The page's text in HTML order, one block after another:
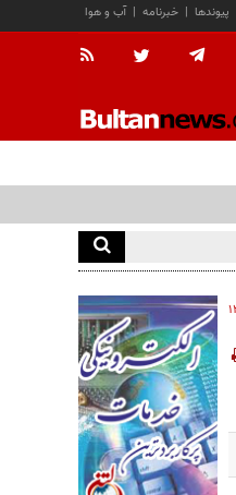
آب و هوا | خبرنامه | پیوندها